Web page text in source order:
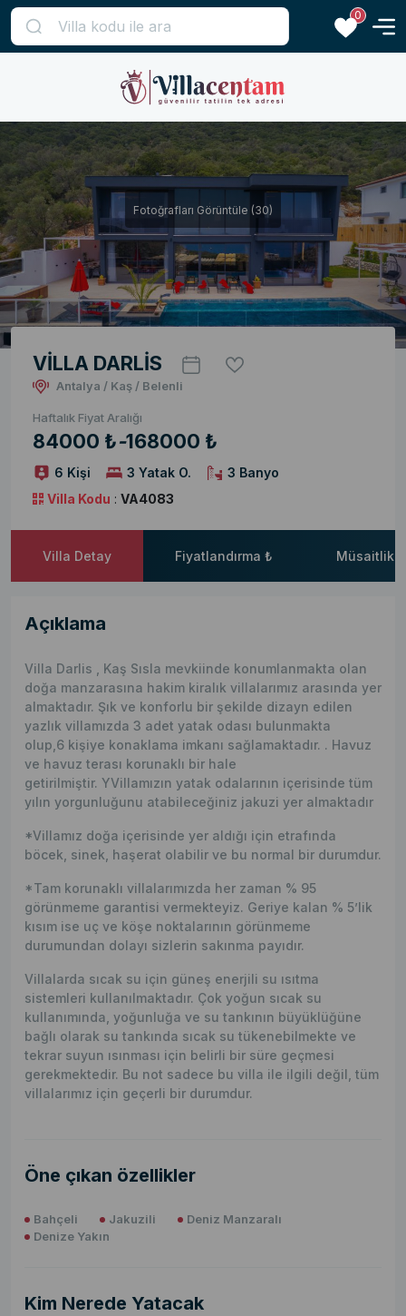
0
Fotoğrafları Görüntüle (30)
VİLLA DARLİS
Antalya / Kaş / Belenli
Haftalık Fiyat Aralığı
84000 ₺-168000 ₺
6 Kişi 3 Yatak O.
3 Banyo
Villa Kodu : VA4083
Villa Detay Fiyatlandırma ₺ Müsaitlik
Açıklama
Villa Darlis , Kaş Sısla mevkiinde konumlanmakta olan
doğa manzarasına hakim kiralık villalarımız arasında yer
almaktadır. Şık ve konforlu bir şekilde dizayn edilen
yazlık villamızda 3 adet yatak odası bulunmakta
olup,6 kişiye konaklama imkanı sağlamaktadır. . Havuz
ve havuz terası korunaklı bir hale
getirilmiştir. YVillamızın yatak odalarının içerisinde tüm
yılın yorgunluğunu atabileceğiniz jakuzi yer almaktadır
*Villamız doğa içerisinde yer aldığı için etrafında
böcek, sinek, haşerat olabilir ve bu normal bir durumdur.
*Tam korunaklı villalarımızda her zaman % 95
görünmeme garantisi vermekteyiz. Geriye kalan % 5’lik
kısım ise uç ve köşe noktalarının görünmeme
durumundan dolayı sizlerin sakınma payıdır.
Villalarda sıcak su için güneş enerjili su ısıtma
sistemleri kullanılmaktadır. Çok yoğun sıcak su
kullanımında, yoğunluğa ve su tankının büyüklüğüne
bağlı olarak su tankında sıcak su tükenebilmekte ve
tekrar suyun ısınması için belirli bir süre geçmesi
gerekmektedir. Bu not sadece bu villa ile ilgili değil, tüm
villalarımız için geçerli bir durumdur.
Öne çıkan özellikler
Bahçeli Jakuzili
Deniz Manzaralı
Denize Yakın
Kim Nerede Yatacak